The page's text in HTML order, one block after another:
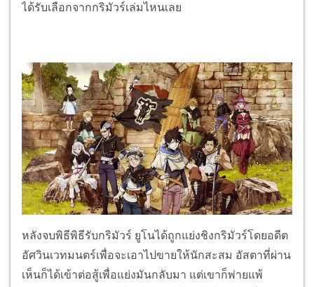
ได้รับเลือกจากกริมัวร์เล่มไหนเลย
หลังจบพิธีพิธีรับกริมัวร์ ยูโนได้ถูกแย่งชิงกริมัวร์โดยอดีต
อัศวินเวทมนตร์เพื่อจะเอาไปขายให้นักสะสม อัสตาที่ผ่าน
เห็นก็ได้เข้าต่อสู้เพื่อแย่งมันกลับมา แต่เขาก็พ่ายแพ้